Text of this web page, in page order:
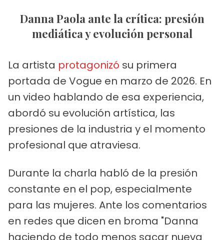
Danna Paola ante la crítica: presión
mediática y evolución personal
La artista protagonizó su primera
portada de Vogue en marzo de 2026. En
un video hablando de esa experiencia,
abordó su evolución artística, las
presiones de la industria y el momento
profesional que atraviesa.
Durante la charla habló de la presión
constante en el pop, especialmente
para las mujeres. Ante los comentarios
en redes que dicen en broma "Danna
haciendo de todo menos sacar nueva